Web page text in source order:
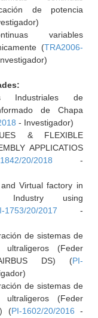
de potencia
variables
(TRA2006-
Industriales de
de Chapa
- Investigador)
& FLEXIBLE
APPLICATIOS
20/2018 -
Virtual factory in
Industry using
1753/20/2017 -
de sistemas de
ultraligeros (Feder
DS) (PI-
de sistemas de
ultraligeros (Feder
(PI-1602/20/2016 -